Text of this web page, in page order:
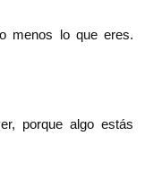
menos lo que eres.
porque algo estás